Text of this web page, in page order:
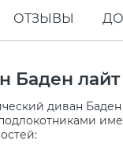
ОТЗЫВЫ
Баден лайт
диван